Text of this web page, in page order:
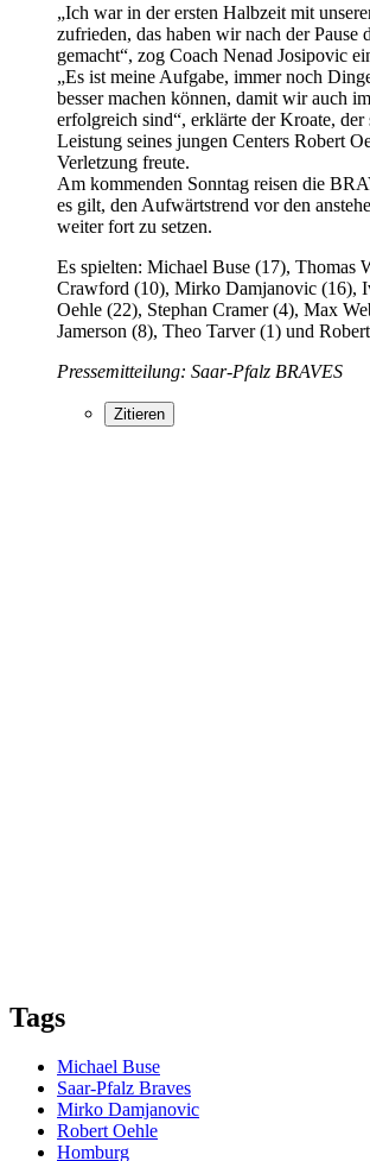
„Ich war in der ersten Halbzeit mit
zufrieden, das haben wir nach der Pause
gemacht“, zog Coach Nenad Josipovic
„Es ist meine Aufgabe, immer noch
besser machen können, damit wir auch
erfolgreich sind“, erklärte der Kroate, der
Leistung seines jungen Centers Robert
Verletzung freute.
Am kommenden Sonntag reisen die
es gilt, den Aufwärtstrend vor den
weiter fort zu setzen.
Es spielten: Michael Buse (17), Thomas
Crawford (10), Mirko Damjanovic (16),
Oehle (22), Stephan Cramer (4), Max
Jamerson (8), Theo Tarver (1) und
Pressemitteilung: Saar-Pfalz BRAVES
Zitieren
Tags
Michael Buse
Saar-Pfalz Braves
Mirko Damjanovic
Robert Oehle
Homburg